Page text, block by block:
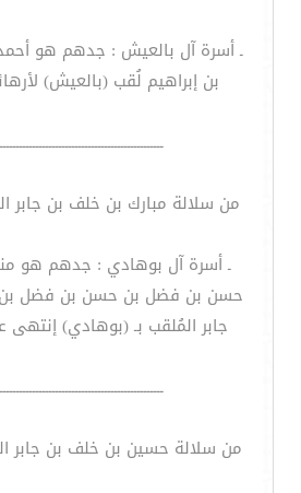
ـ أسرة آل بالعيش : جدهم هو
بن إبراهيم لُقب (بالعيش)
من سلالة مبارك بن خلف بن جابر
ـ أسرة آل بوهادي : جدهم هو
حسن بن فضل بن حسن بن فضل بن
جابر المُلقب بـ (بوهادي) إنتهى
من سلالة حسين بن خلف بن جابر